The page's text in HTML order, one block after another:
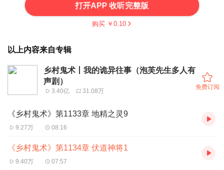
打开APP 收听完整版
购买 ￥ 0.10
以上内容来自专辑
乡村鬼术丨我的诡异往事（泡芙先生多人有
声剧）
3.40亿 31.08万
免费订阅
《乡村鬼术》第1133章 地精之灵9
9.27万 08:16
《乡村鬼术》第1134章 伏道神将1
9.40万 07:57